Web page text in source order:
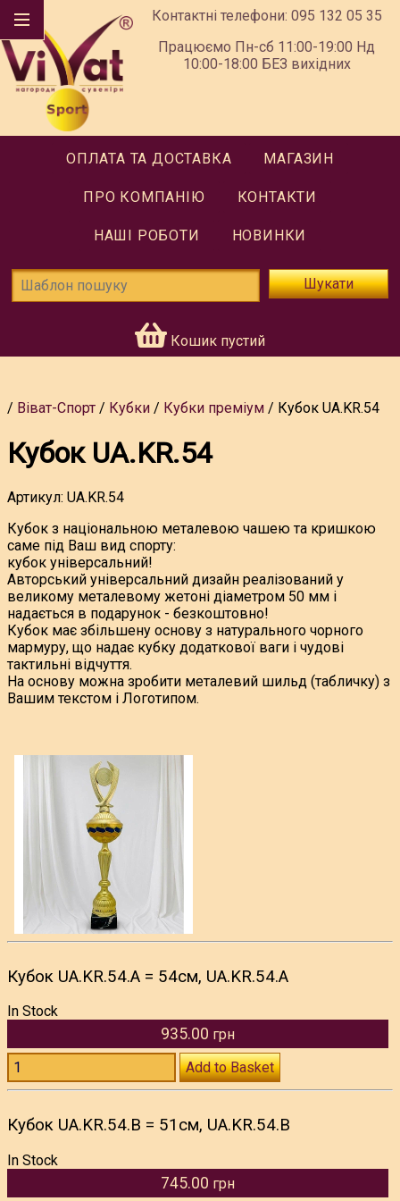
Контактні телефони: 095 132 05 35
Працюємо Пн-сб 11:00-19:00 Нд
10:00-18:00 БЕЗ вихідних
ОПЛАТА ТА ДОСТАВКА МАГАЗИН
ПРО КОМПАНІЮ КОНТАКТИ
НАШІ РОБОТИ НОВИНКИ
Шукати
Кошик пустий
Віват-Спорт Кубки Кубки преміум Кубок UA.KR.54
Кубок UA.KR.54
Артикул: UA.KR.54
Кубок з національною металевою чашею та кришкою
саме під Ваш вид спорту:
кубок універсальний!
Авторський універсальний дизайн реалізований у
великому металевому жетоні діаметром 50 мм і
надається в подарунок - безкоштовно!
Кубок має збільшену основу з натурального чорного
мармуру, що надає кубку додаткової ваги і чудові
тактильні відчуття.
На основу можна зробити металевий шильд (табличку) з
Вашим текстом і Логотипом.
Кубок UA.KR.54.A = 54см, UA.KR.54.A
In Stock
935.00 грн
Add to Basket
Кубок UA.KR.54.B = 51см, UA.KR.54.B
In Stock
745.00 грн